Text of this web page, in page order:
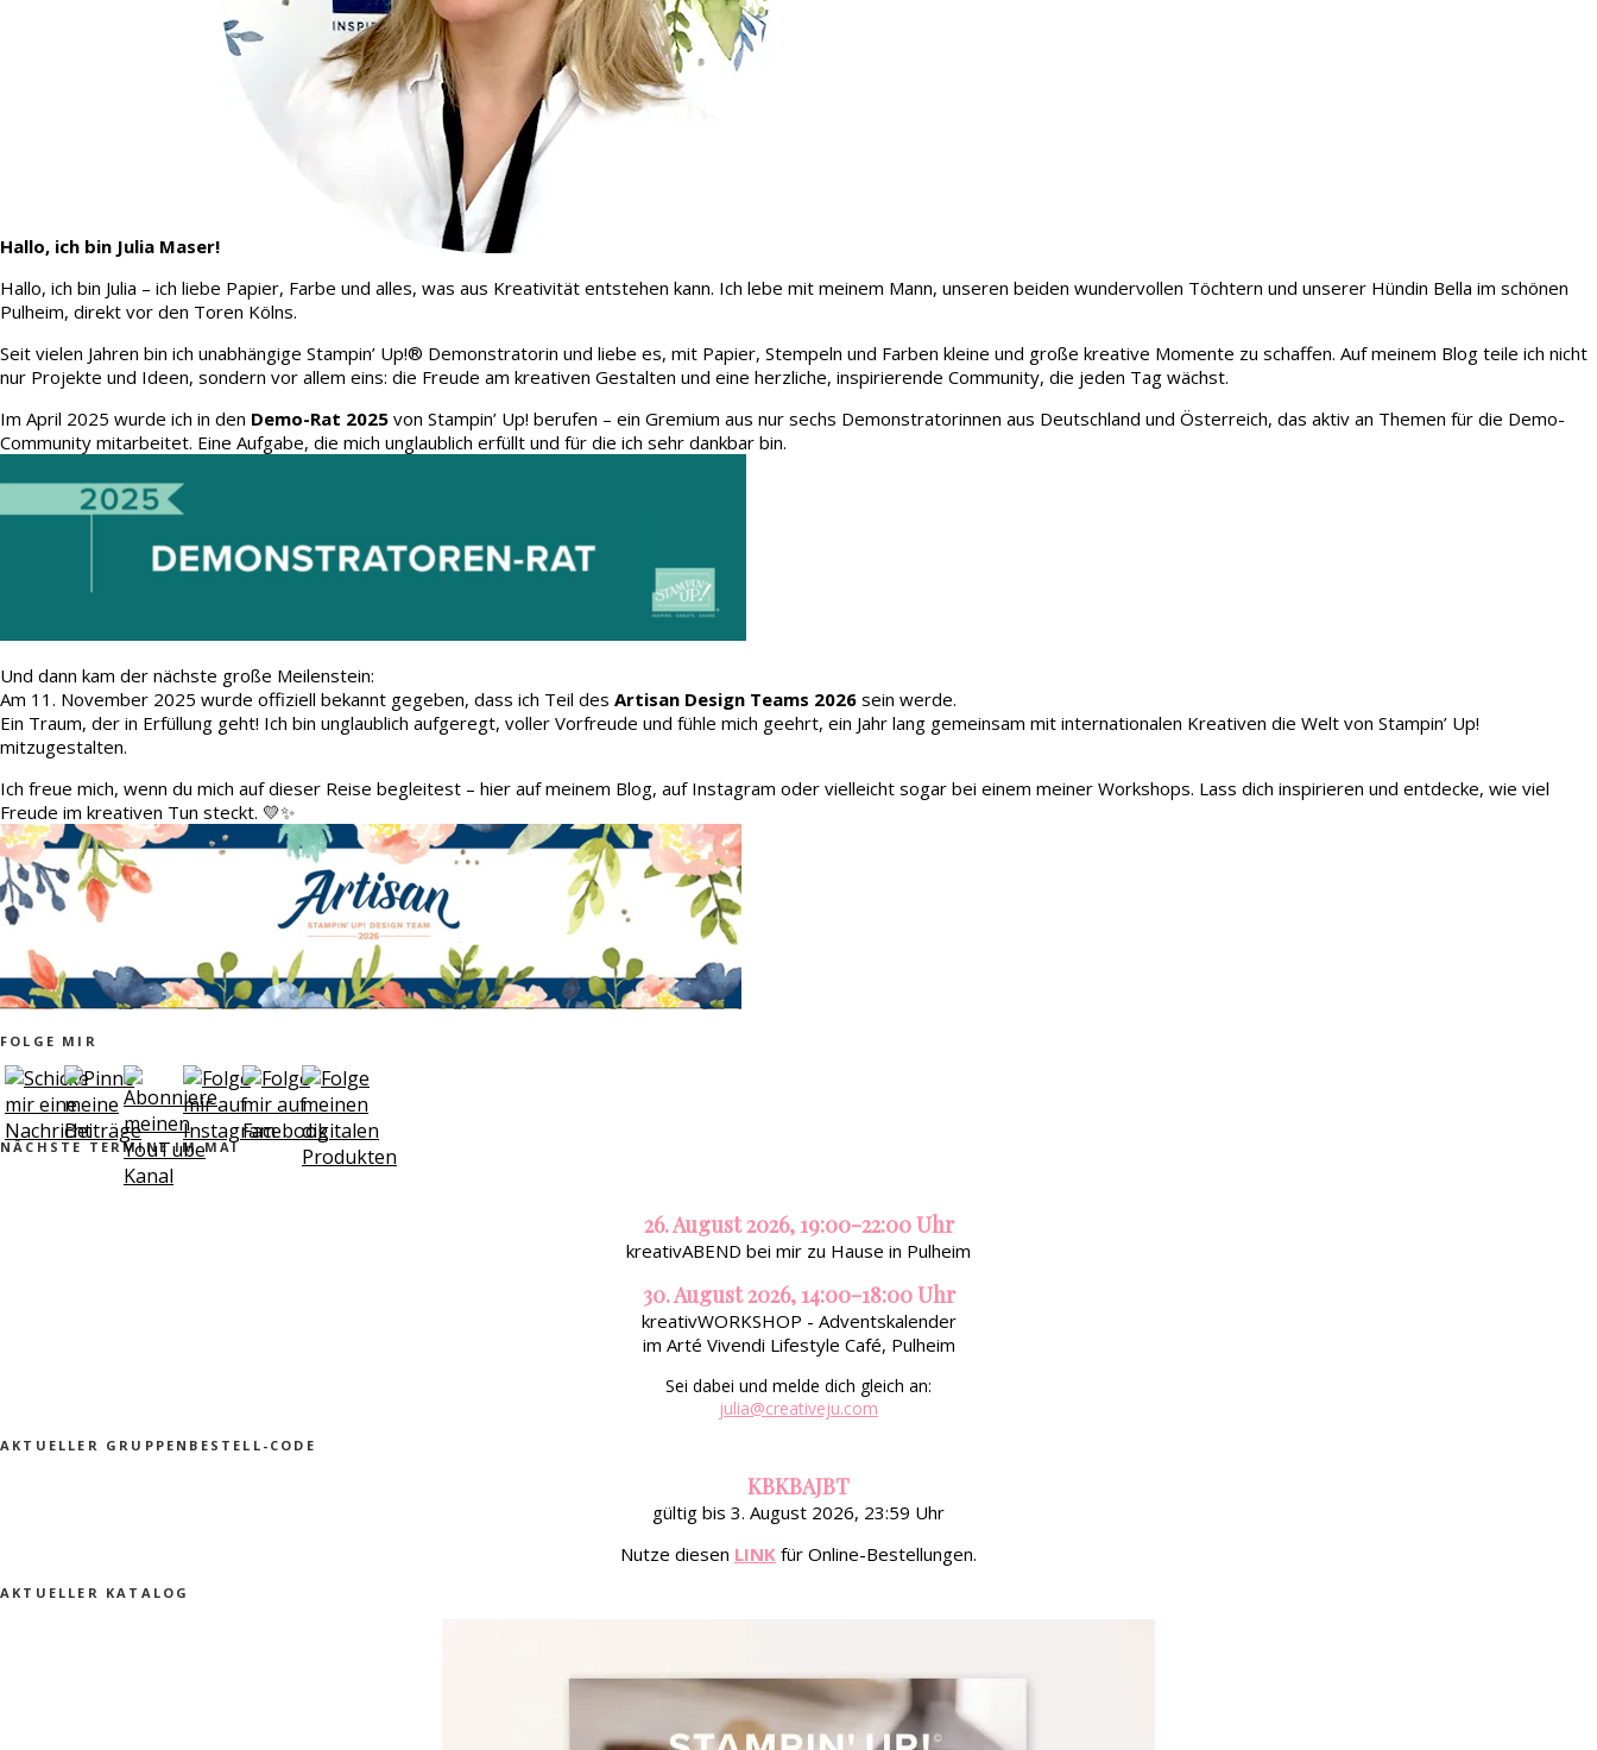
Hallo, ich bin Julia Maser!
Hallo, ich bin Julia – ich liebe Papier, Farbe und alles, was aus Kreativität entstehen kann. Ich lebe mit meinem Mann, unseren beiden wundervollen Töchtern und unserer Hündin Bella im schönen
Pulheim, direkt vor den Toren Kölns.
Seit vielen Jahren bin ich unabhängige Stampin’ Up!® Demonstratorin und liebe es, mit Papier, Stempeln und Farben kleine und große kreative Momente zu schaffen. Auf meinem Blog teile ich nicht
nur Projekte und Ideen, sondern vor allem eins: die Freude am kreativen Gestalten und eine herzliche, inspirierende Community, die jeden Tag wächst.
Im April 2025 wurde ich in den Demo-Rat 2025 von Stampin’ Up! berufen – ein Gremium aus nur sechs Demonstratorinnen aus Deutschland und Österreich, das aktiv an Themen für die Demo-
Community mitarbeitet. Eine Aufgabe, die mich unglaublich erfüllt und für die ich sehr dankbar bin.
Und dann kam der nächste große Meilenstein:
Am 11. November 2025 wurde offiziell bekannt gegeben, dass ich Teil des Artisan Design Teams 2026 sein werde.
Ein Traum, der in Erfüllung geht! Ich bin unglaublich aufgeregt, voller Vorfreude und fühle mich geehrt, ein Jahr lang gemeinsam mit internationalen Kreativen die Welt von Stampin’ Up!
mitzugestalten.
Ich freue mich, wenn du mich auf dieser Reise begleitest – hier auf meinem Blog, auf Instagram oder vielleicht sogar bei einem meiner Workshops. Lass dich inspirieren und entdecke, wie viel
Freude im kreativen Tun steckt. 💛✨
FOLGE MIR
NÄCHSTE TERMINE IM MAI
26. August 2026, 19:00-22:00 Uhr
kreativABEND bei mir zu Hause in Pulheim
30. August 2026, 14:00-18:00 Uhr
kreativWORKSHOP - Adventskalender
im Arté Vivendi Lifestyle Café, Pulheim
Sei dabei und melde dich gleich an:
julia@creativeju.com
AKTUELLER GRUPPENBESTELL-CODE
KBKBAJBT
gültig bis 3. August 2026, 23:59 Uhr
Nutze diesen LINK für Online-Bestellungen.
AKTUELLER KATALOG